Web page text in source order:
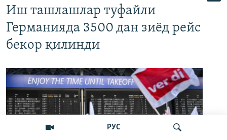
РУС
Иш ташлашлар туфайли
Германияда 3500 дан зиёд рейс
бекор қилинди